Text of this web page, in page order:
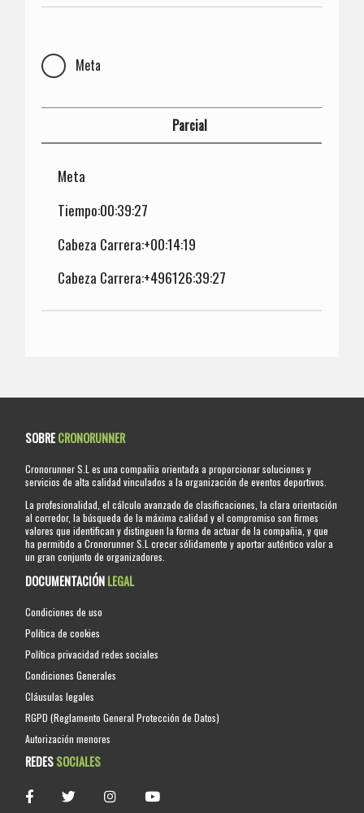
Meta
Parcial
Meta
Tiempo:00:39:27
Cabeza Carrera:+00:14:19
Cabeza Carrera:+496126:39:27
SOBRECRONORUNNER
Cronorunner S.L es una compañia orientada a proporcionar soluciones y
servicios de alta calidad vinculados a la organización de eventos deportivos.
La profesionalidad, el cálculo avanzado de clasificaciones, la clara orientación
al corredor, la búsqueda de la máxima calidad y el compromiso son firmes
valores que identifican y distinguen la forma de actuar de la compañia, y que
ha permitido a Cronorunner S.L crecer sólidamente y aportar auténtico valor a
un gran conjunto de organizadores.
DOCUMENTACIÓNLEGAL
Condiciones de uso
Política de cookies
Política privacidad redes sociales
Condiciones Generales
Cláusulas legales
RGPD (Reglamento General Protección de Datos)
Autorización menores
REDESSOCIALES